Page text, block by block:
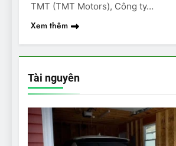
Tài nguyên
TMT (TMT Motors), Công ty…
Xem thêm